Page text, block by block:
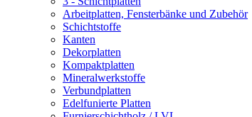
Arbeitplatten, Fensterbänke und Zubehör
Schichtstoffe
Kanten
Dekorplatten
Kompaktplatten
Mineralwerkstoffe
Verbundplatten
Edelfunierte Platten